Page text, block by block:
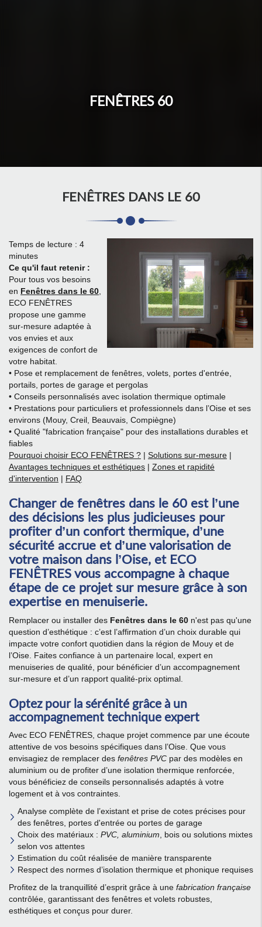
FENÊTRES 60
FENÊTRES DANS LE 60
Temps de lecture : 4
minutes
Ce qu'il faut retenir :
Pour tous vos besoins
en Fenêtres dans le 60
ECO FENÊTRES
propose une gamme
sur-mesure adaptée à
vos envies et aux
exigences de confort de
votre habitat.
• Pose et remplacement de fenêtres, volets, portes d'entrée,
portails, portes de garage et pergolas
• Conseils personnalisés avec isolation thermique optimale
• Prestations pour particuliers et professionnels dans l’Oise et ses
environs (Mouy, Creil, Beauvais, Compiègne)
• Qualité "fabrication française" pour des installations durables et
fiables
Pourquoi choisir ECO FENÊTRES ? | Solutions sur-mesure |
Avantages techniques et esthétiques | Zones et rapidité
d'intervention | FAQ
Changer de fenêtres dans le 60 est l’une
des décisions les plus judicieuses pour
profiter d’un confort thermique, d’une
sécurité accrue et d’une valorisation de
votre maison dans l’Oise, et ECO
FENÊTRES vous accompagne à chaque
étape de ce projet sur mesure grâce à son
expertise en menuiserie.
Remplacer ou installer des Fenêtres dans le 60 n'est pas qu'une
question d’esthétique : c’est l’affirmation d’un choix durable qui
impacte votre confort quotidien dans la région de Mouy et de
l’Oise. Faites confiance à un partenaire local, expert en
menuiseries de qualité, pour bénéficier d’un accompagnement
sur-mesure et d’un rapport qualité-prix optimal.
Optez pour la sérénité grâce à un
accompagnement technique expert
Avec ECO FENÊTRES, chaque projet commence par une écoute
attentive de vos besoins spécifiques dans l’Oise. Que vous
envisagiez de remplacer des fenêtres PVC par des modèles en
aluminium ou de profiter d’une isolation thermique renforcée,
vous bénéficiez de conseils personnalisés adaptés à votre
logement et à vos contraintes.
Analyse complète de l’existant et prise de cotes précises pour
des fenêtres, portes d'entrée ou portes de garage
Choix des matériaux : PVC, aluminium , bois ou solutions mixtes
selon vos attentes
Estimation du coût réalisée de manière transparente
Respect des normes d’isolation thermique et phonique requises
Profitez de la tranquillité d’esprit grâce à une fabrication française
contrôlée, garantissant des fenêtres et volets robustes,
esthétiques et conçus pour durer.